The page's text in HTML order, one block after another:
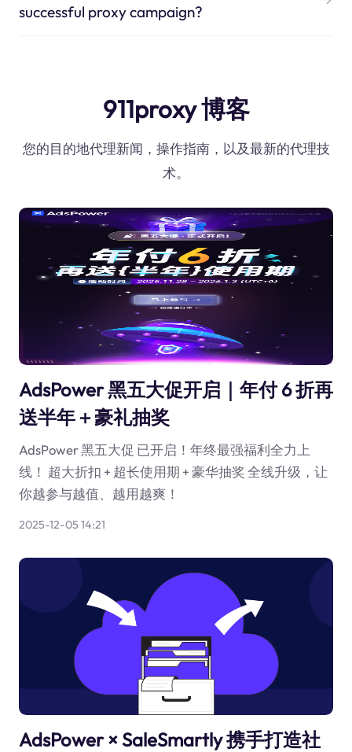
successful proxy campaign?
911proxy 博客
您的目的地代理新闻，操作指南，以及最新的代理技
术。
AdsPower 黑五大促开启｜年付 6 折再
送半年＋豪礼抽奖
AdsPower 黑五大促 已开启！年终最强福利全力上
线！ 超大折扣 + 超长使用期 + 豪华抽奖 全线升级，让
你越参与越值、越用越爽！
2025-12-05 14:21
AdsPower × SaleSmartly 携手打造社